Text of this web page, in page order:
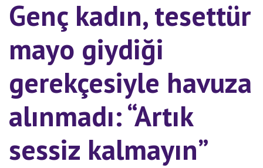
Genç kadın, tesettür
mayo giydiği
gerekçesiyle havuza
alınmadı: “Artık
sessiz kalmayın”